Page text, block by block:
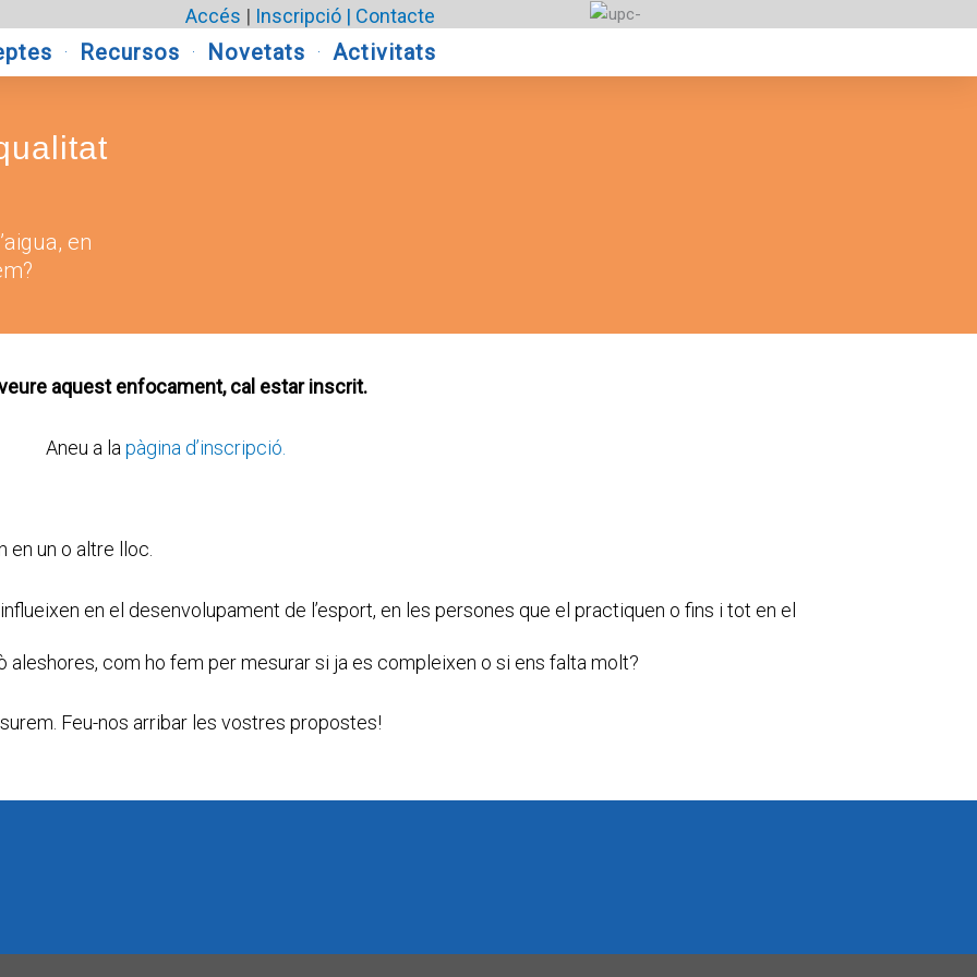
Accés | Inscripció | Contacte
Recursos Novetats Activitats
en
aquest enfocament, cal estar inscrit.
Aneu a la pàgina d’inscripció.
en un o altre lloc.
en el desenvolupament de l’esport, en les persones que el practiquen o fins i tot en el
com ho fem per mesurar si ja es compleixen o si ens falta molt?
Feu-nos arribar les vostres propostes!